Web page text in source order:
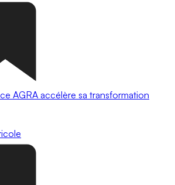
AGRA accélère sa transformation